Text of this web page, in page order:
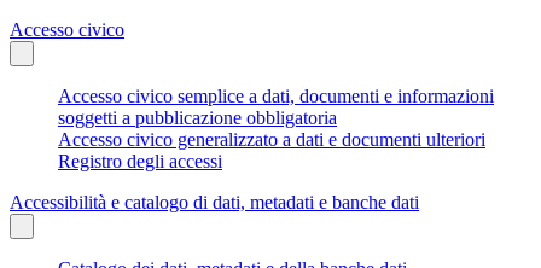
Accesso civico
Accesso civico semplice a dati, documenti e informazioni
soggetti a pubblicazione obbligatoria
Accesso civico generalizzato a dati e documenti ulteriori
Registro degli accessi
Accessibilità e catalogo di dati, metadati e banche dati